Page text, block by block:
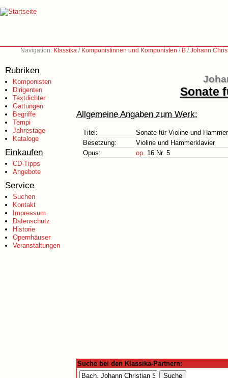
Navigation: Klassika / Komponistinnen und Komponisten / B /Johann
Rubriken
Komponisten
Dirigenten
Textdichter
Gattungen
Begriffe
Tempi
Jahrestage
Kataloge
Einkaufen
CD-Tipps
Angebote
Service
Suchen
Kontakt
Impressum
Datenschutz
Historie
Opernhäuser
Veranstaltungen
Sonate
Allgemeine Angaben zum Werk:
Titel:
Sonate für Violine und
Besetzung:
Violine und Hammerklavier
Opus:
op. 16 Nr. 5
Suche bei den Klassika-Partnern: